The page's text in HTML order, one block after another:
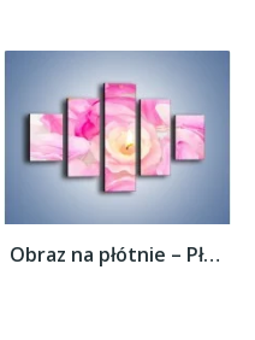
Obraz na płótnie – Pływająca różana...